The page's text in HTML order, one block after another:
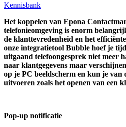
Kennisbank
Het koppelen van Epona
telefonieomgeving is enorm
de klanttevredenheid en het
onze integratietool Bubble hoef je
uitgaand telefoongesprek niet meer
naar klantgegevens maar
op je PC beeldscherm en kun je van
uitvoeren zoals het openen van een
Pop-up notificatie